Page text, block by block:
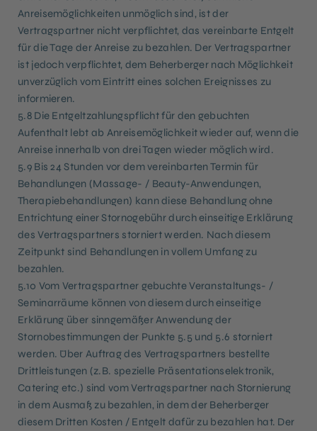
Anreisemöglichkeiten unmöglich sind, ist der
Vertragspartner nicht verpflichtet, das vereinbarte Entgelt
für die Tage der Anreise zu bezahlen. Der Vertragspartner
ist jedoch verpflichtet, dem Beherberger nach Möglichkeit
unverzüglich vom Eintritt eines solchen Ereignisses zu
informieren.
5.8 Die Entgeltzahlungspflicht für den gebuchten
Aufenthalt lebt ab Anreisemöglichkeit wieder auf, wenn die
Anreise innerhalb von drei Tagen wieder möglich wird.
5.9 Bis 24 Stunden vor dem vereinbarten Termin für
Behandlungen (Massage- / Beauty-Anwendungen,
Therapiebehandlungen) kann diese Behandlung ohne
Entrichtung einer Stornogebühr durch einseitige Erklärung
des Vertragspartners storniert werden. Nach diesem
Zeitpunkt sind Behandlungen in vollem Umfang zu
bezahlen.
5.10 Vom Vertragspartner gebuchte Veranstaltungs- /
Seminarräume können von diesem durch einseitige
Erklärung über sinngemäßer Anwendung der
Stornobestimmungen der Punkte 5.5 und 5.6 storniert
werden. Über Auftrag des Vertragspartners bestellte
Drittleistungen (z.B. spezielle Präsentationselektronik,
Catering etc.) sind vom Vertragspartner nach Stornierung
in dem Ausmaß zu bezahlen, in dem der Beherberger
diesem Dritten Kosten / Entgelt dafür zu bezahlen hat. Der